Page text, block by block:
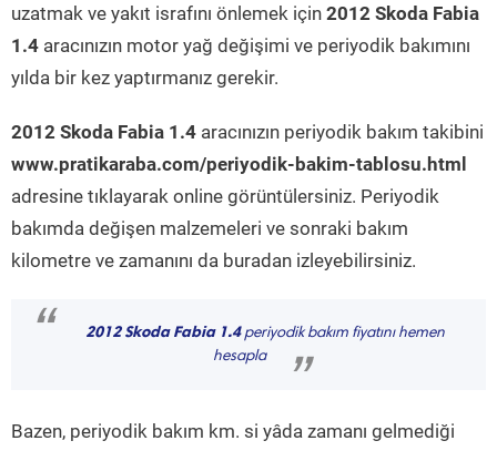
uzatmak ve yakıt israfını önlemek için 2012 Skoda Fabia
1.4 aracınızın motor yağ değişimi ve periyodik bakımını
yılda bir kez yaptırmanız gerekir.
2012 Skoda Fabia 1.4 aracınızın periyodik bakım takibini
www.pratikaraba.com/periyodik-bakim-tablosu.html
adresine tıklayarak online görüntülersiniz. Periyodik
bakımda değişen malzemeleri ve sonraki bakım
kilometre ve zamanını da buradan izleyebilirsiniz.
“ 2012 Skoda Fabia 1.4periyodik bakım fiyatını hemen
hesapla
”
Bazen, periyodik bakım km. si yâda zamanı gelmediği